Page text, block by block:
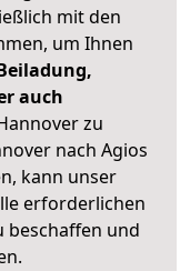
mit den
um Ihnen
auch
zu
nach Agios
kann unser
erforderlichen
beschaffen und